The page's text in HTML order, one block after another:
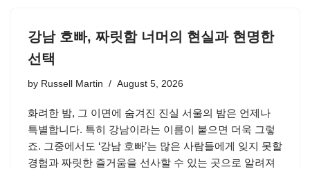
강남 호빠, 짜릿함 너머의 현실과 현명한
선택
by Russell Martin August 5, 2026
화려한 밤, 그 이면에 숨겨진 진실 서울의 밤은 언제나
특별합니다. 특히 강남이라는 이름이 붙으면 더욱 그렇
죠. 그중에서도 ‘강남 호빠’는 많은 사람들에게 잊지 못할
경험과 짜릿한 즐거움을 선사할 수 있는 곳으로 알려져